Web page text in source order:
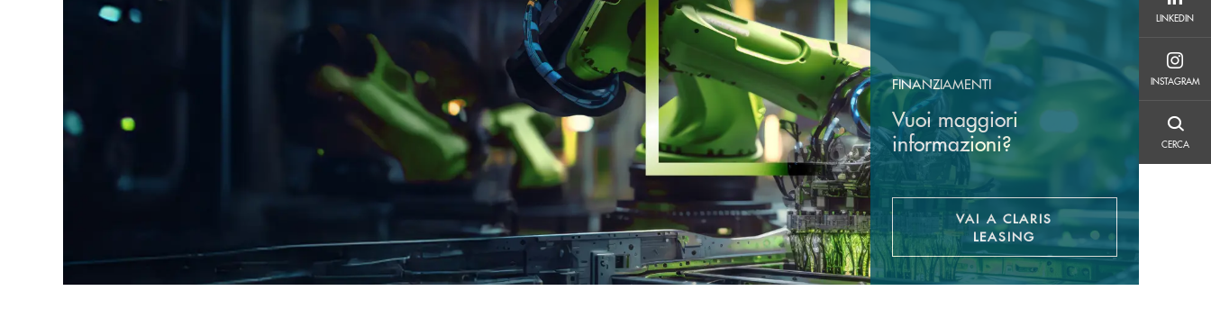
LINKEDIN
LINKEDIN
INSTAGRAM
INSTAGRAM
CERCA
CERCA
FINANZIAMENTI
Vuoi maggiori
informazioni?
VAI A CLARIS
LEASINGAPRE UNA NUOVA